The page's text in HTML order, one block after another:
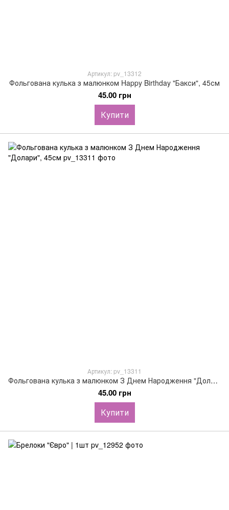
Артикул: pv_13312
Фольгована кулька з малюнком Happy Birthday "Бакси", 45см
45.00 грн
Купити
Артикул: pv_13311
Фольгована кулька з малюнком З Днем Народження "Долари", 45см
45.00 грн
Купити